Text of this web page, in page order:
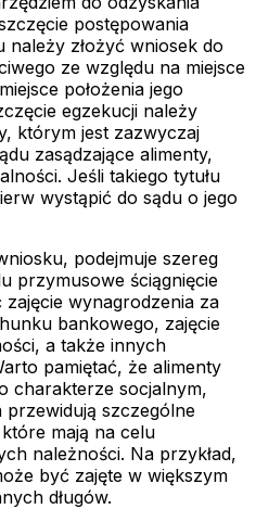
postępowania
należy złożyć wniosek do
ze względu na miejsce
położenia jego
egzekucji należy
którym jest zazwyczaj
zasądzające alimenty,
Jeśli takiego tytułu
wystąpić do sądu o jego
podejmuje szereg
przymusowe ściągnięcie
zajęcie wynagrodzenia za
bankowego, zajęcie
a także innych
pamiętać, że alimenty
charakterze socjalnym,
szczególne
mają na celu
należności. Na przykład,
być zajęte w większym
długów.